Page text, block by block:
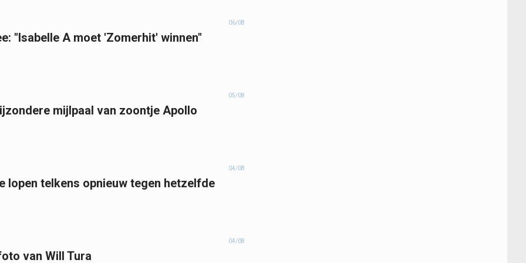
06/08
"Isabelle A moet 'Zomerhit' winnen"
05/08
mijlpaal van zoontje Apollo
04/08
lopen telkens opnieuw tegen hetzelfde
04/08
van Will Tura